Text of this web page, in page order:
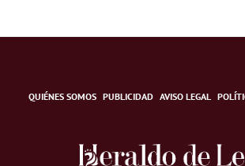
QUIÉNES SOMOS PUBLICIDAD AVISO LEGAL